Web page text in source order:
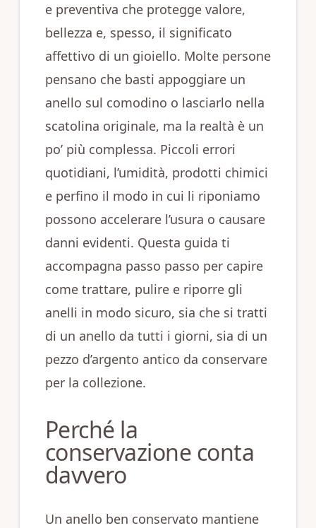
e preventiva che protegge valore,
bellezza e, spesso, il significato
affettivo di un gioiello. Molte persone
pensano che basti appoggiare un
anello sul comodino o lasciarlo nella
scatolina originale, ma la realtà è un
po’ più complessa. Piccoli errori
quotidiani, l’umidità, prodotti chimici
e perfino il modo in cui li riponiamo
possono accelerare l’usura o causare
danni evidenti. Questa guida ti
accompagna passo passo per capire
come trattare, pulire e riporre gli
anelli in modo sicuro, sia che si tratti
di un anello da tutti i giorni, sia di un
pezzo d’argento antico da conservare
per la collezione.
Perché la
conservazione conta
davvero
Un anello ben conservato mantiene